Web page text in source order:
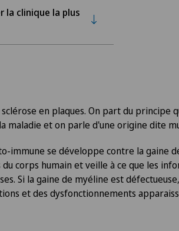
la clinique la plus
en plaques. On part du principe
maladie et on parle d'une origine dite
immune se développe contre la gaine
corps humain et veille à ce que les
Si la gaine de myéline est
et des dysfonctionnements